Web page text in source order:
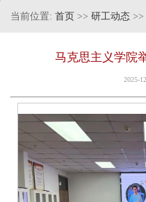
当前位置: 首页 >> 研工动态 >>
马克思主义学院
2025-